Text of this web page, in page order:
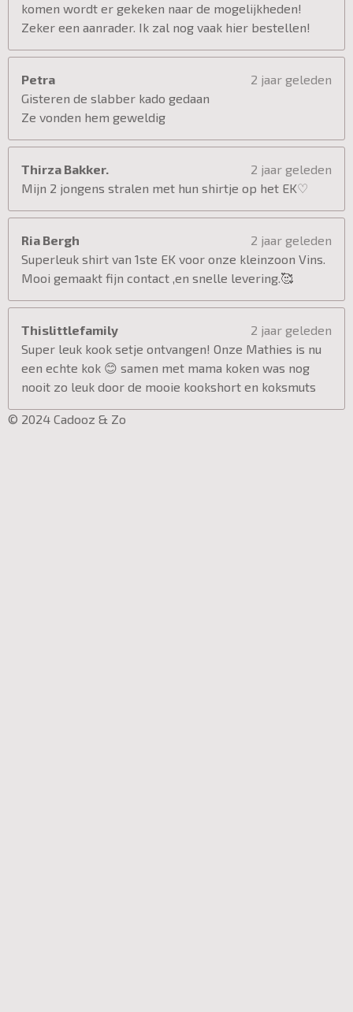
komen wordt er gekeken naar de mogelijkheden!
Zeker een aanrader. Ik zal nog vaak hier bestellen!
Petra
2 jaar geleden
Gisteren de slabber kado gedaan
Ze vonden hem geweldig
Thirza Bakker.
2 jaar geleden
Mijn 2 jongens stralen met hun shirtje op het EK♡
Ria Bergh
2 jaar geleden
Superleuk shirt van 1ste EK voor onze kleinzoon Vins.
Mooi gemaakt fijn contact ,en snelle levering.🥰
Thislittlefamily
2 jaar geleden
Super leuk kook setje ontvangen! Onze Mathies is nu
een echte kok 😊 samen met mama koken was nog
nooit zo leuk door de mooie kookshort en koksmuts
© 2024 Cadooz & Zo